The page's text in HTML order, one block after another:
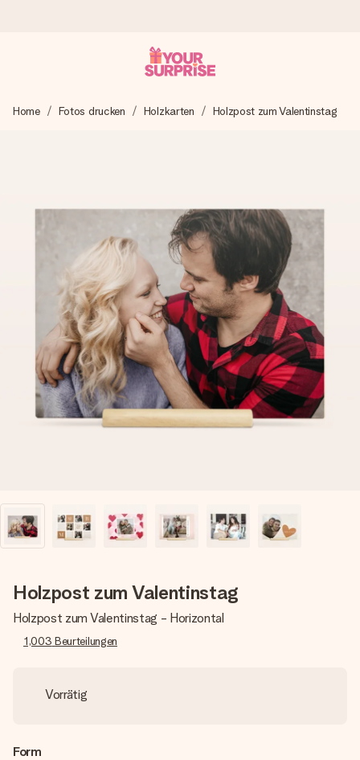
Wir bereiten dein Geschenk sorgfältig vor und schicken es
4,8 (basierend auf +15.000 Bewertungen)
Unsere Geschenke begeistern. Kunden bewerten uns mit
4,8 bei Google Reviews (Gesamtergebnis aller Länder, in
die wir versenden).
Mit Liebe gemacht, im Handumdrehen
Erstelle etwas Einzigartiges in wenigen Schritten – mit
ihrem Namen, deinem Foto oder einer Nachricht von
Herzen. Kein Stress, nur pure Liebe für den perfekten
Moment.
Home Fotos drucken Holzkarten Holzpost zum Valentinstag
Holzpost zum Valentinstag
Holzpost zum Valentinstag - Horizontal
1,003 Beurteilungen
Vorrätig
Form